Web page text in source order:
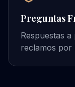
Preguntas
Respuestas
reclamos por